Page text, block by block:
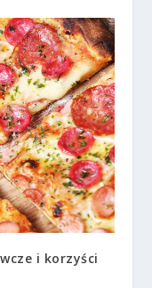
i korzyści